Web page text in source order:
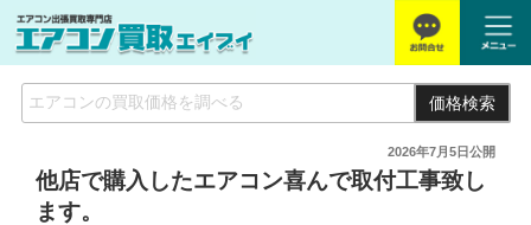
価格検索
2026年7月5日公開
他店で購入したエアコン喜んで取付工事致し
ます。